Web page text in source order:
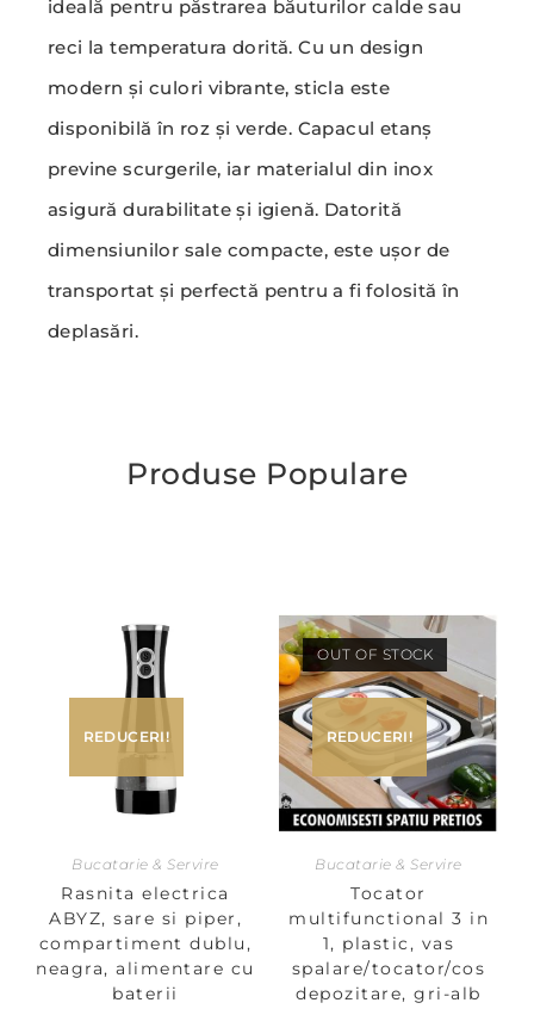
ideală pentru păstrarea băuturilor calde sau
reci la temperatura dorită. Cu un design
modern și culori vibrante, sticla este
disponibilă în roz și verde. Capacul etanș
previne scurgerile, iar materialul din inox
asigură durabilitate și igienă. Datorită
dimensiunilor sale compacte, este ușor de
transportat și perfectă pentru a fi folosită în
deplasări.
Produse Populare
REDUCERI!
Bucatarie & Servire
Rasnita electrica
ABYZ, sare si piper,
compartiment dublu,
neagra, alimentare cu
baterii
OUT OF STOCK
REDUCERI!
Bucatarie & Servire
Tocator
multifunctional 3 in
1, plastic, vas
spalare/tocator/cos
depozitare, gri-alb